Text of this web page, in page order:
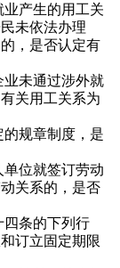
产生的用工关
未依法办理
，是否认定有
未通过涉外就
关用工关系为
规章制度，是
位就签订劳动
关系的，是否
四条的下列行
订立固定期限